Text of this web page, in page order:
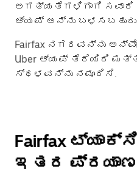
ಅಗತ್ಯತೆಗಳಿಗಾಗಿ ಸವಾರಿ
ಆ್ಯಪ್ ಅನ್ನು
Fairfax ನಗರವನ್ನು
Uber ಆ್ಯಪ್ ತೆರೆಯಿರಿ
ಸ್ಥಳವನ್ನು ನಮೂದಿಸಿ.
Fairfax
ಇತರ